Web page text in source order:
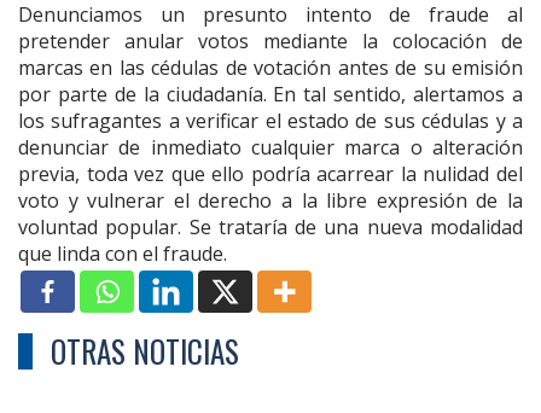
Denunciamos un presunto intento de fraude al
pretender anular votos mediante la colocación de
marcas en las cédulas de votación antes de su emisión
por parte de la ciudadanía. En tal sentido, alertamos a
los sufragantes a verificar el estado de sus cédulas y a
denunciar de inmediato cualquier marca o alteración
previa, toda vez que ello podría acarrear la nulidad del
voto y vulnerar el derecho a la libre expresión de la
voluntad popular. Se trataría de una nueva modalidad
que linda con el fraude.
OTRAS NOTICIAS